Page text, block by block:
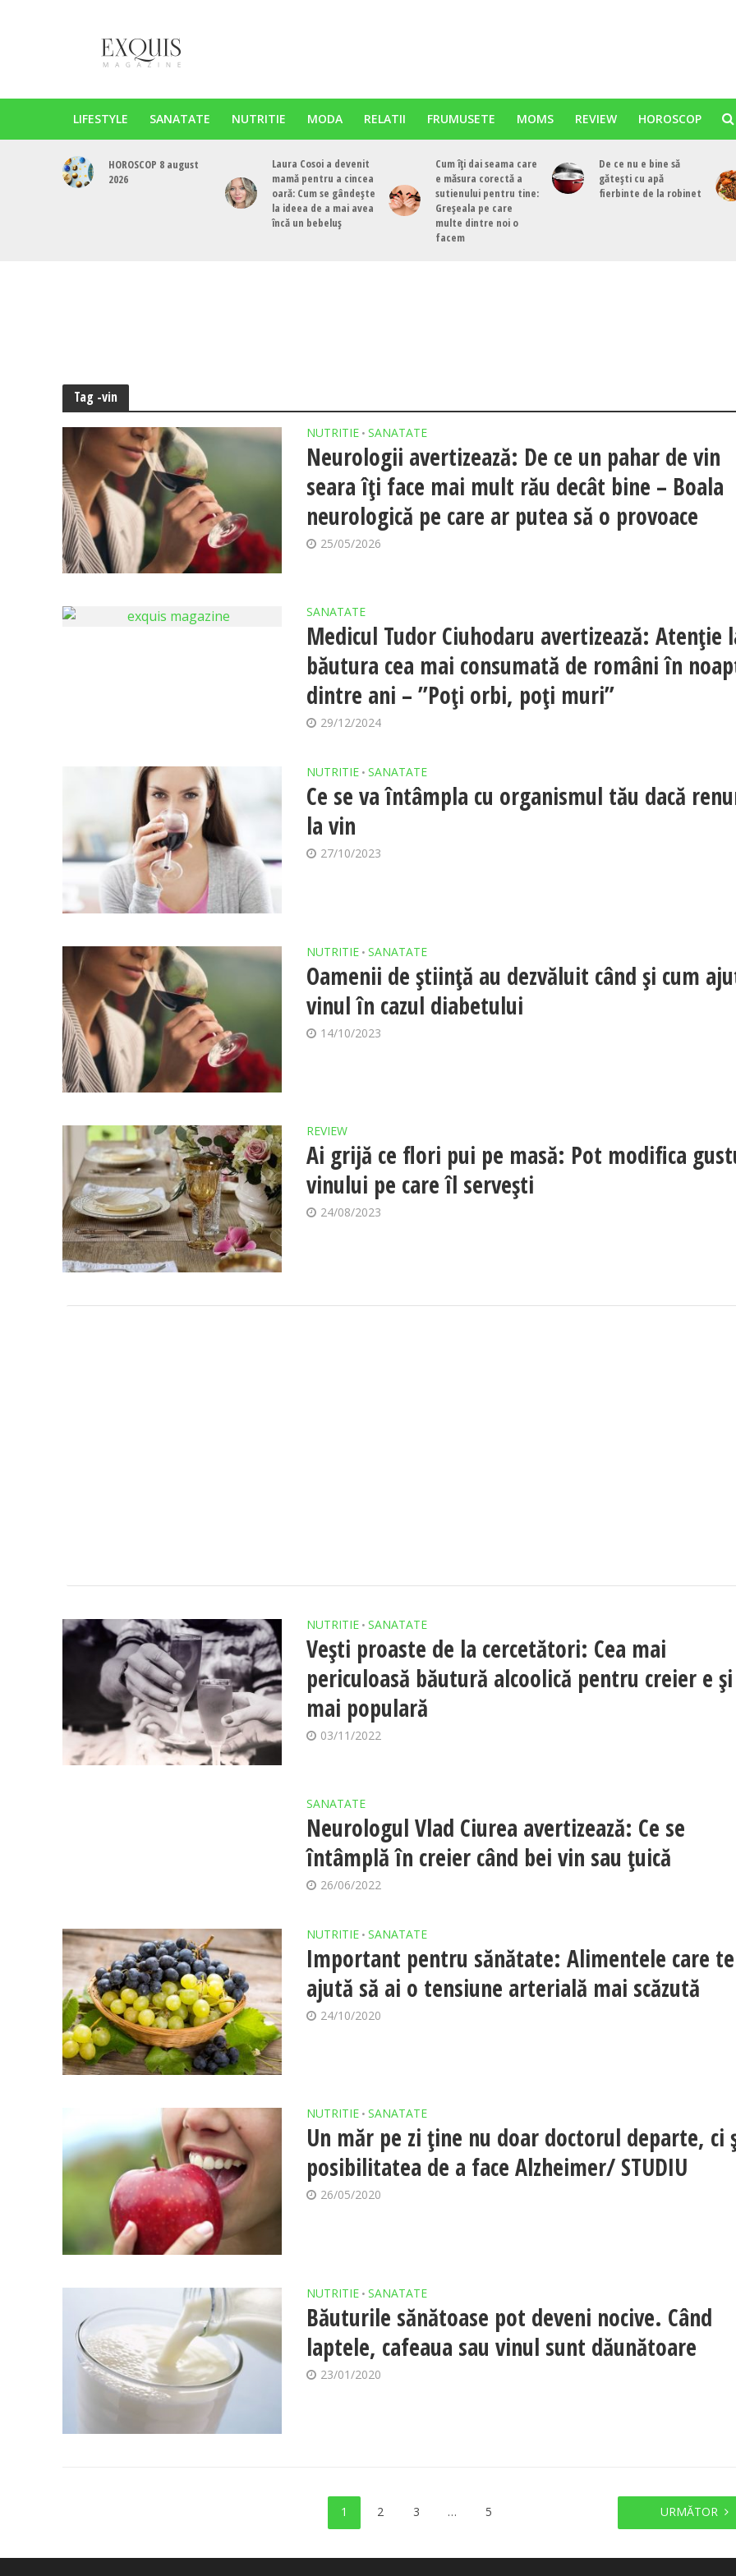
LIFESTYLE SANATATE NUTRITIE MODA RELATII FRUMUSETE MOMS REVIEW HOROSCOP
HOROSCOP 8 august
2026
Laura Cosoi a devenit
mamă pentru a cincea
oară: Cum se gândește
la ideea de a mai avea
încă un bebeluș
Cum îți dai seama care
e măsura corectă a
sutienului pentru tine:
Greșeala pe care
multe dintre noi o
facem
De ce nu e bine să
gătești cu apă
fierbinte de la robinet
Tag -vin
NUTRITIE • SANATATE
Neurologii avertizează: De ce un pahar de vin
seara îți face mai mult rău decât bine – Boala
neurologică pe care ar putea să o provoace
25/05/2026
SANATATE
Medicul Tudor Ciuhodaru avertizează: Atenție
băutura cea mai consumată de români în
dintre ani – ”Poți orbi, poți muri”
29/12/2024
NUTRITIE • SANATATE
Ce se va întâmpla cu organismul tău dacă
la vin
27/10/2023
NUTRITIE • SANATATE
Oamenii de știință au dezvăluit când și cum
vinul în cazul diabetului
14/10/2023
REVIEW
Ai grijă ce flori pui pe masă: Pot modifica
vinului pe care îl servești
24/08/2023
NUTRITIE • SANATATE
Vești proaste de la cercetători: Cea mai
periculoasă băutură alcoolică pentru creier e și
mai populară
03/11/2022
SANATATE
Neurologul Vlad Ciurea avertizează: Ce se
întâmplă în creier când bei vin sau țuică
26/06/2022
NUTRITIE • SANATATE
Important pentru sănătate: Alimentele care te
ajută să ai o tensiune arterială mai scăzută
24/10/2020
NUTRITIE • SANATATE
Un măr pe zi ține nu doar doctorul departe, ci
posibilitatea de a face Alzheimer/ STUDIU
26/05/2020
NUTRITIE • SANATATE
Băuturile sănătoase pot deveni nocive. Când
laptele, cafeaua sau vinul sunt dăunătoare
23/01/2020
1 2 3 … 5 URMĂTOR